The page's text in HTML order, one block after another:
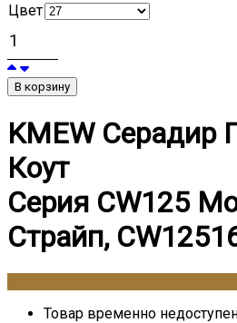
Цвет
В корзину
KMEW Серадир
Коут
Серия CW125
Страйп,
Товар временно